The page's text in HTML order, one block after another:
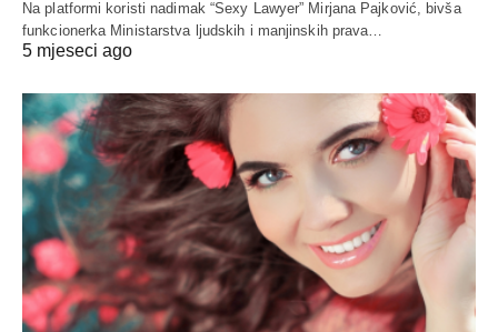
Na platformi koristi nadimak “Sexy Lawyer” Mirjana Pajković, bivša
funkcionerka Ministarstva ljudskih i manjinskih prava…
5 mjeseci ago